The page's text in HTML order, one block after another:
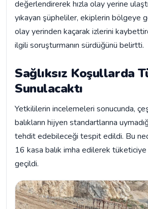
değerlendirerek hızla olay yerine
yıkayan şüpheliler, ekiplerin bölgeye
olay yerinden kaçarak izlerini
ilgili soruşturmanın sürdüğünü belirtti.
Sağlıksız Koşullarda
Sunulacaktı
Yetkililerin incelemeleri sonucunda,
balıkların hijyen standartlarına
tehdit edebileceği tespit edildi. Bu
16 kasa balık imha edilerek tüketiciye
geçildi.